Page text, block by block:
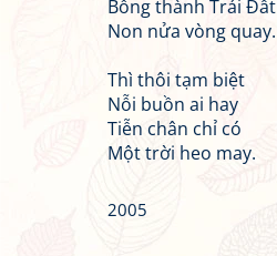
Bỗng thành Trái Đất
Non nửa vòng quay.
Thì thôi tạm biệt
Nỗi buồn ai hay
Tiễn chân chỉ có
Một trời heo may.
2005